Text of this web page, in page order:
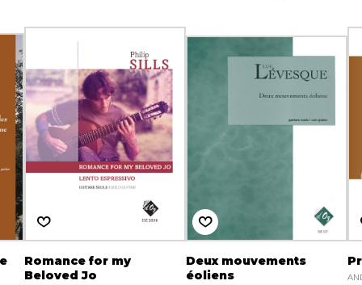
Romance for my
Beloved Jo
Deux mouvements
éoliens